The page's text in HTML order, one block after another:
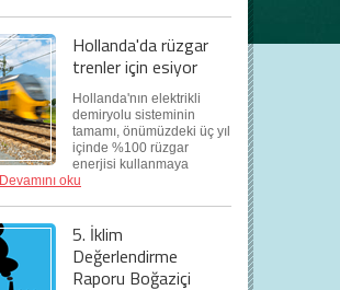
Hollanda'da rüzgar
trenler için esiyor
Hollanda'nın elektrikli
demiryolu sisteminin
tamamı, önümüzdeki üç yıl
içinde %100 rüzgar
enerjisi kullanmaya
Devamını oku
5. İklim
Değerlendirme
Raporu Boğaziçi